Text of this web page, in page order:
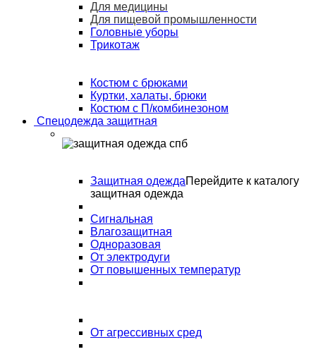
Для медицины
Для пищевой промышленности
Головные уборы
Трикотаж
Костюм с брюками
Куртки, халаты, брюки
Костюм с П/комбинезоном
Спецодежда защитная
Защитная одеждаПерейдите к каталогу
защитная одежда
Сигнальная
Влагозащитная
Одноразовая
От электродуги
От повышенных температур
От агрессивных сред